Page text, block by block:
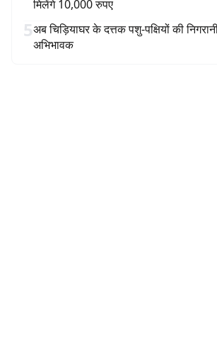
मिलेंगे 10,000 रुपए
5अब चिड़ियाघर के दत्तक पशु-पक्षियों की
अभिभावक